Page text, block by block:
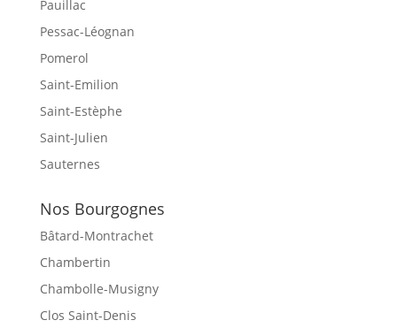
Pauillac
Pessac-Léognan
Pomerol
Saint-Emilion
Saint-Estèphe
Saint-Julien
Sauternes
Nos Bourgognes
Bâtard-Montrachet
Chambertin
Chambolle-Musigny
Clos Saint-Denis